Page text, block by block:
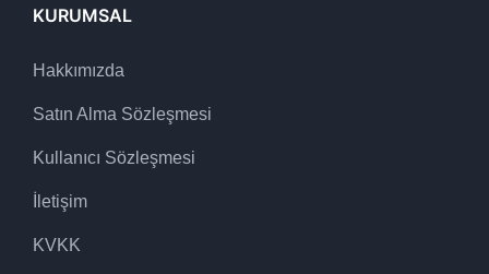
KURUMSAL
Hakkımızda
Satın Alma Sözleşmesi
Kullanıcı Sözleşmesi
İletişim
KVKK